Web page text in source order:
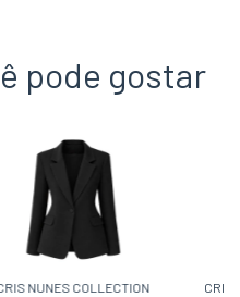
pode gostar
NUNES COLLECTION CRIS